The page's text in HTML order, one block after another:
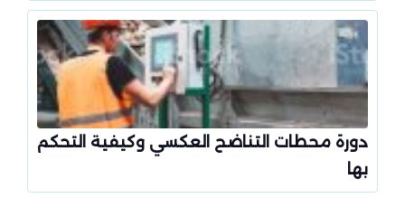
دورة محطات التناضح العكسي وكيفية التحكم
بها